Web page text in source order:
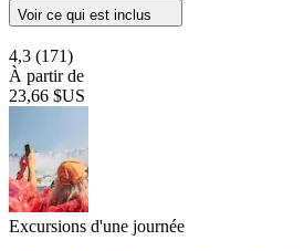
Voir ce qui est inclus
4,3 (171)
À partir de
23,66 $US
Excursions d'une journée